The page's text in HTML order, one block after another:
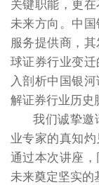
关键职能，更
未来方向。中
服务提供商，
球证券行业变
入剖析中国银
解证券行业历史
我们诚挚邀
业专家的真知
通过本次讲座
未来奠定坚实的